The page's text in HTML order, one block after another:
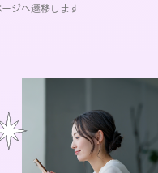
ジへ遷移します